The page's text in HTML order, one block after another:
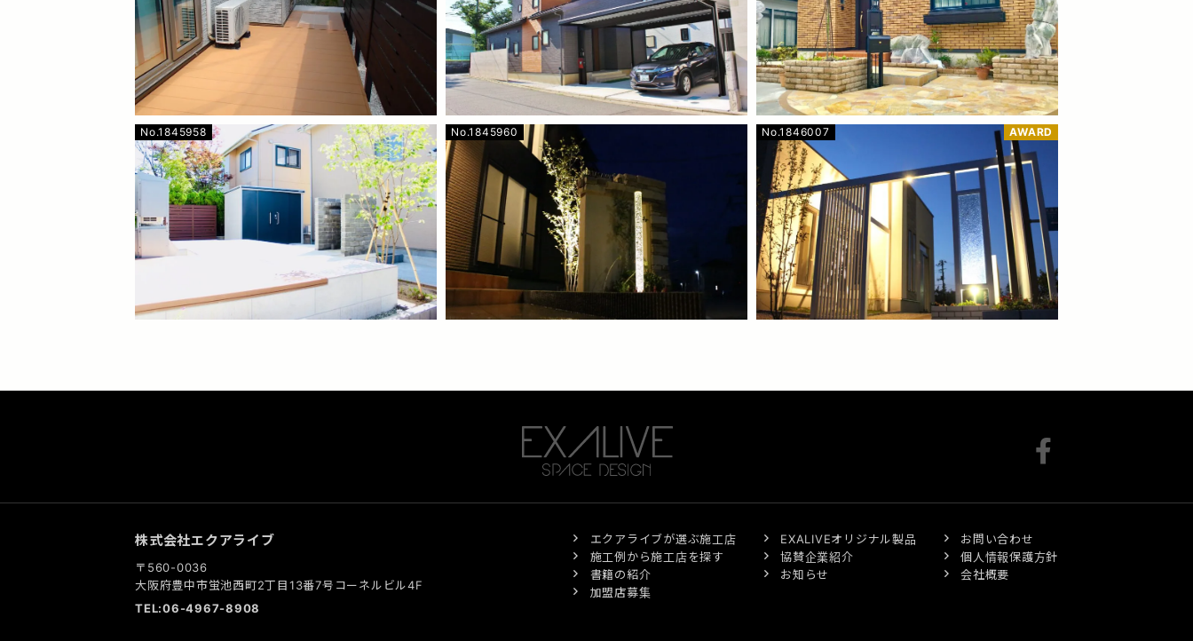
No.1845958 No.1845960 No.1846007 AWARD
株式会社エクアライブ
〒560-0036
大阪府豊中市蛍池西町2丁目13番7号コーネルビル4F
TEL:06-4967-8908
エクアライブが選ぶ施工店
施工例から施工店を探す
書籍の紹介
加盟店募集
EXALIVEオリジナル製品
協賛企業紹介
お知らせ
お問い合わせ
個人情報保護方針
会社概要